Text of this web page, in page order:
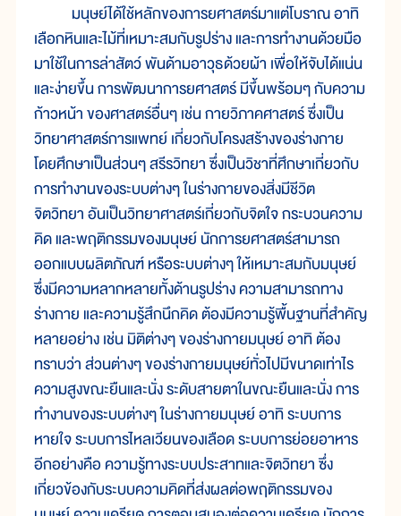
มนุษย์ได้ใช้หลักของการยศาสตร์มาแต่โบราณ อาทิ
เลือกหินและไม้ที่เหมาะสมกับรูปร่าง และการทำงานด้วยมือ
มาใช้ในการล่าสัตว์ พันด้ามอาวุธด้วยผ้า เพื่อให้จับได้แน่น
และง่ายขึ้น การพัฒนาการยศาสตร์ มีขึ้นพร้อมๆ กับความ
ก้าวหน้า ของศาสตร์อื่นๆ เช่น กายวิภาคศาสตร์ ซึ่งเป็น
วิทยาศาสตร์การแพทย์ เกี่ยวกับโครงสร้างของร่างกาย
โดยศึกษาเป็นส่วนๆ สรีรวิทยา ซึ่งเป็นวิชาที่ศึกษาเกี่ยวกับ
การทำงานของระบบต่างๆ ในร่างกายของสิ่งมีชีวิต
จิตวิทยา อันเป็นวิทยาศาสตร์เกี่ยวกับจิตใจ กระบวนความ
คิด และพฤติกรรมของมนุษย์ นักการยศาสตร์สามารถ
ออกแบบผลิตภัณฑ์ หรือระบบต่างๆ ให้เหมาะสมกับมนุษย์
ซึ่งมีความหลากหลายทั้งด้านรูปร่าง ความสามารถทาง
ร่างกาย และความรู้สึกนึกคิด ต้องมีความรู้พื้นฐานที่สำคัญ
หลายอย่าง เช่น มิติต่างๆ ของร่างกายมนุษย์ อาทิ ต้อง
ทราบว่า ส่วนต่างๆ ของร่างกายมนุษย์ทั่วไปมีขนาดเท่าไร
ความสูงขณะยืนและนั่ง ระดับสายตาในขณะยืนและนั่ง การ
ทำงานของระบบต่างๆ ในร่างกายมนุษย์ อาทิ ระบบการ
หายใจ ระบบการไหลเวียนของเลือด ระบบการย่อยอาหาร
อีกอย่างคือ ความรู้ทางระบบประสาทและจิตวิทยา ซึ่ง
เกี่ยวข้องกับระบบความคิดที่ส่งผลต่อพฤติกรรมของ